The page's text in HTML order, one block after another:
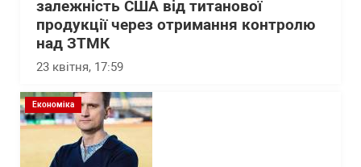
залежність США від титанової
продукції через отримання контролю
над ЗТМК
23 квітня, 17:59
Економіка